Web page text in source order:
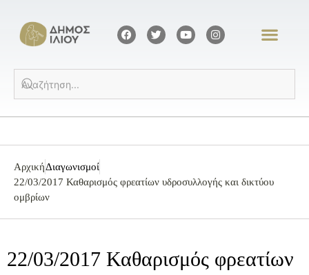
ΑρχικήΔιαγωνισμοί
22/03/2017 Καθαρισμός φρεατίων υδροσυλλογής και δικτύου
ομβρίων
22/03/2017 Καθαρισμός φρεατίων